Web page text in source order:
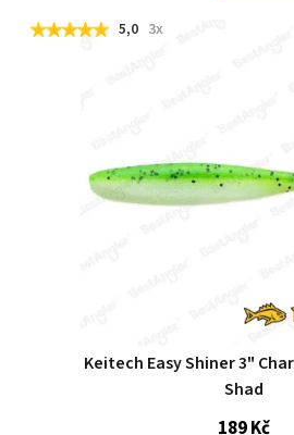
5,0 3x
Keitech Easy Shiner 3"
Shad
189 Kč